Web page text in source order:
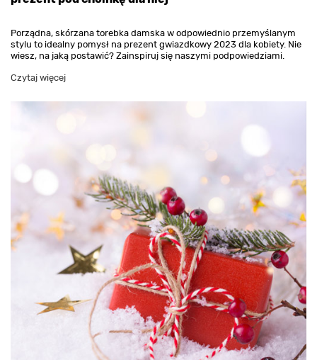
Porządna, skórzana torebka damska w odpowiednio przemyślanym
stylu to idealny pomysł na prezent gwiazdkowy 2023 dla kobiety. Nie
wiesz, na jaką postawić? Zainspiruj się naszymi podpowiedziami.
Czytaj więcej